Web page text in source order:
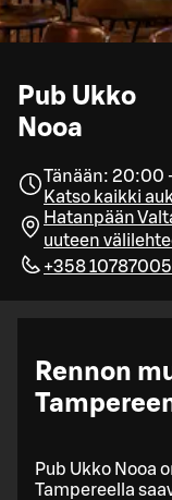
Pub Ukko
Nooa
Tänään: 20:00
Katso kaikki
Hatanpään
uuteen
+358
Rennon
Pub Ukko Nooa
Tampereella